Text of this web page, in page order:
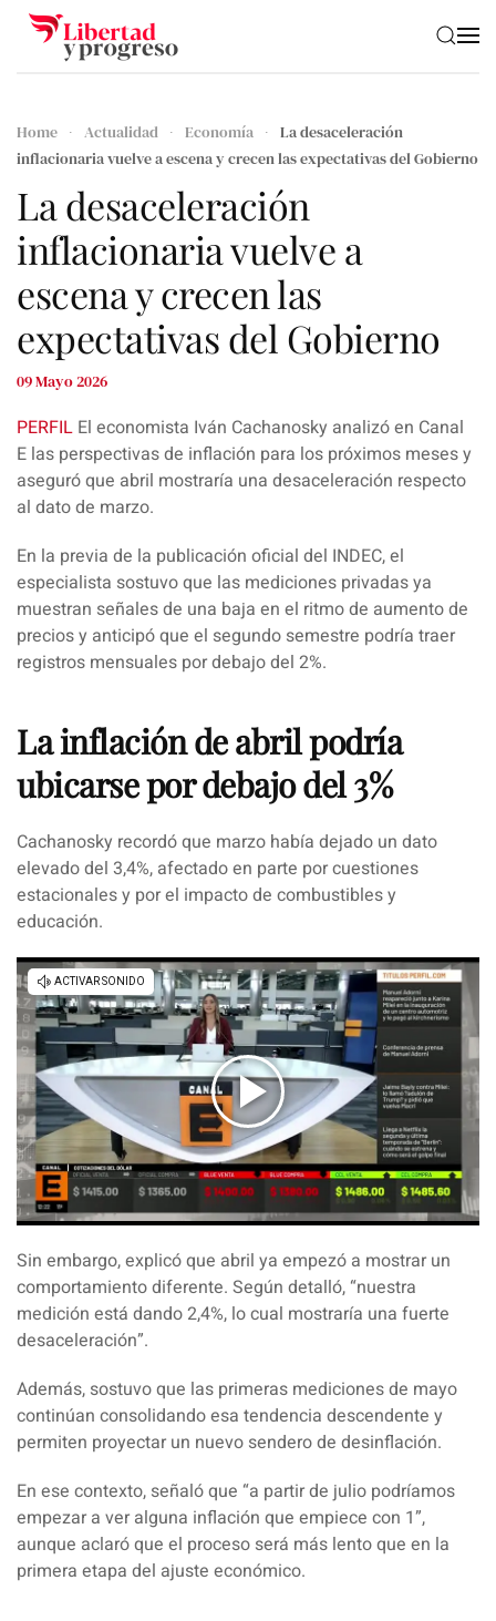
Skip to main content
Home Actualidad Economía
La desaceleración
inflacionaria vuelve a escena y crecen las expectativas del Gobierno
La desaceleración
inflacionaria vuelve a
escena y crecen las
expectativas del Gobierno
09 Mayo 2026
PERFIL El economista Iván Cachanosky analizó en Canal
E las perspectivas de inflación para los próximos meses y
aseguró que abril mostraría una desaceleración respecto
al dato de marzo.
En la previa de la publicación oficial del INDEC, el
especialista sostuvo que las mediciones privadas ya
muestran señales de una baja en el ritmo de aumento de
precios y anticipó que el segundo semestre podría traer
registros mensuales por debajo del 2%.
La inflación de abril podría
ubicarse por debajo del 3%
Cachanosky recordó que marzo había dejado un dato
elevado del 3,4%, afectado en parte por cuestiones
estacionales y por el impacto de combustibles y
educación.
Sin embargo, explicó que abril ya empezó a mostrar un
comportamiento diferente. Según detalló, “nuestra
medición está dando 2,4%, lo cual mostraría una fuerte
desaceleración”.
Además, sostuvo que las primeras mediciones de mayo
continúan consolidando esa tendencia descendente y
permiten proyectar un nuevo sendero de desinflación.
En ese contexto, señaló que “a partir de julio podríamos
empezar a ver alguna inflación que empiece con 1”,
aunque aclaró que el proceso será más lento que en la
primera etapa del ajuste económico.